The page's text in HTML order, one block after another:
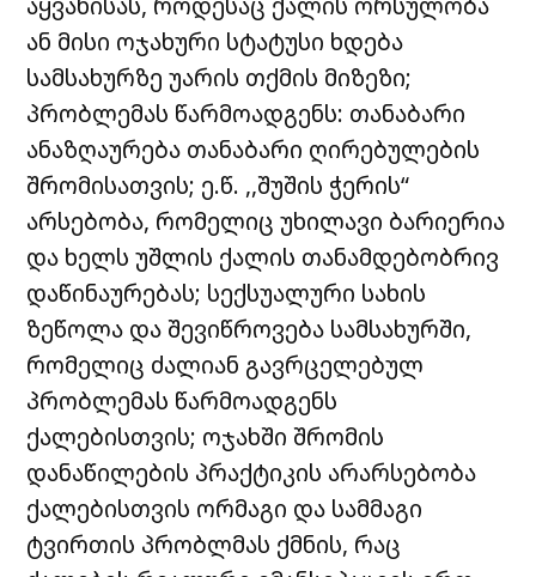
ან მისი ოჯახური სტატუსი ხდება
სამსახურზე უარის თქმის მიზეზი;
პრობლემას წარმოადგენს: თანაბარი
ანაზღაურება თანაბარი ღირებულების
შრომისათვის; ე.წ. ,,შუშის ჭერის“
არსებობა, რომელიც უხილავი ბარიერია
და ხელს უშლის ქალის თანამდებობრივ
დაწინაურებას; სექსუალური სახის
ზეწოლა და შევიწროვება სამსახურში,
რომელიც ძალიან გავრცელებულ
პრობლემას წარმოადგენს
ქალებისთვის; ოჯახში შრომის
დანაწილების პრაქტიკის არარსებობა
ქალებისთვის ორმაგი და სამმაგი
ტვირთის პრობლმას ქმნის, რაც